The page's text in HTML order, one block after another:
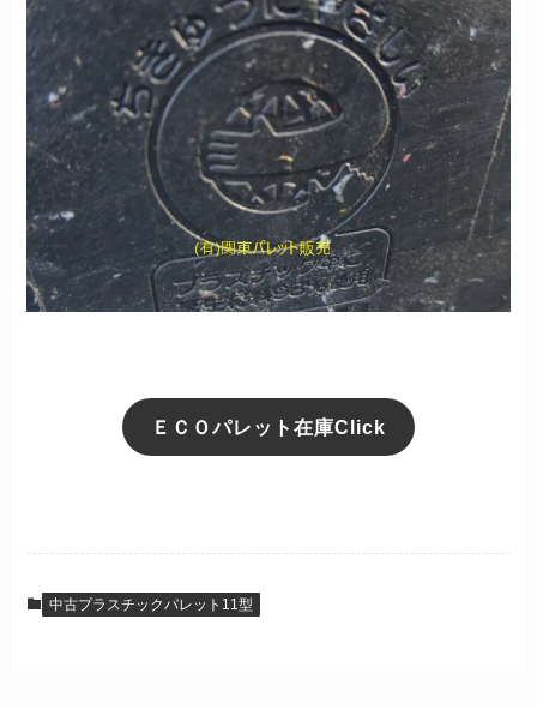
ＥＣＯパレット在庫Click
中古プラスチックパレット11型